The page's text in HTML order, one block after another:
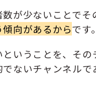
が少ないことで
向があるからです。
いうことを、そ
ないチャンネル